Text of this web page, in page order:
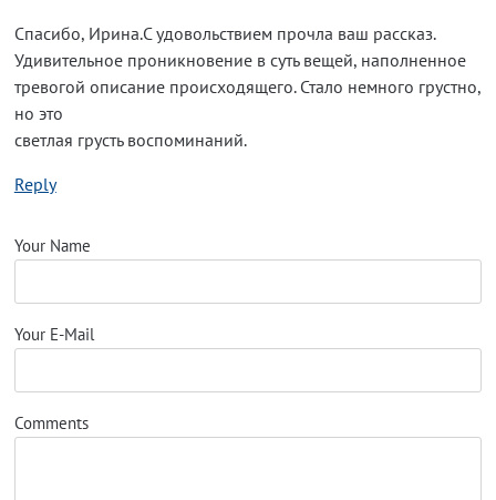
Спасибо, Ирина.С удовольствием прочла ваш рассказ.
Удивительное проникновение в суть вещей, наполненное
тревогой описание происходящего. Стало немного грустно,
но это
светлая грусть воспоминаний.
Reply
Your Name
Your E-Mail
Comments